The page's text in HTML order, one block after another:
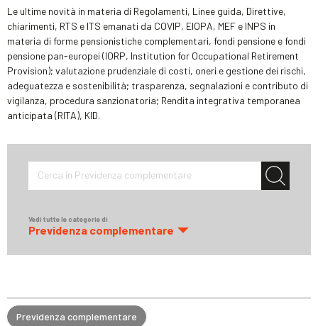
Le ultime novità in materia di Regolamenti, Linee guida, Direttive,
chiarimenti, RTS e ITS emanati da COVIP, EIOPA, MEF e INPS in
materia di forme pensionistiche complementari, fondi pensione e fondi
pensione pan-europei (IORP, Institution for Occupational Retirement
Provision); valutazione prudenziale di costi, oneri e gestione dei rischi,
adeguatezza e sostenibilità; trasparenza, segnalazioni e contributo di
vigilanza, procedura sanzionatoria; Rendita integrativa temporanea
anticipata (RITA), KID.
Cerca in Previdenza complementare
Vedi tutte le categorie di
Previdenza complementare
Previdenza complementare